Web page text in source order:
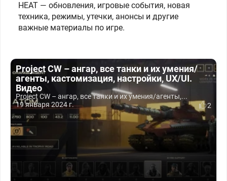
HEAT — обновления, игровые события, новая
техника, режимы, утечки, анонсы и другие
важные материалы по игре.
Project CW – ангар, все танки и их умения/
агенты, кастомизация, настройки, UX/UI.
Видео
Project CW – ангар, все танки и их умения/агенты,...
19 января 2024 г.
2